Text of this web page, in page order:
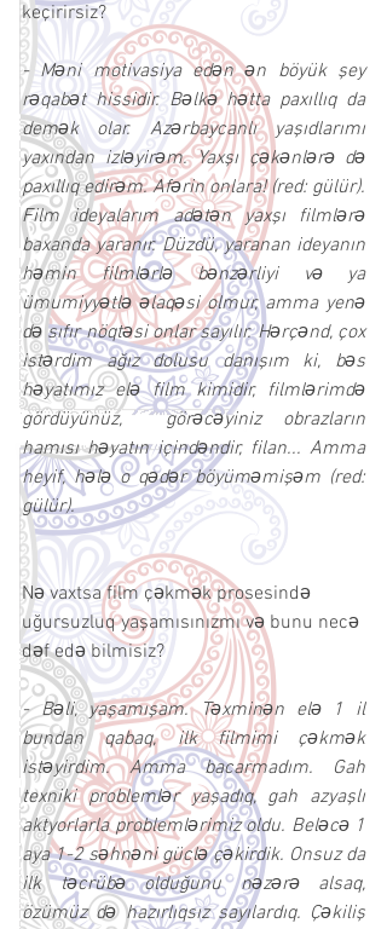
keçirirsiz?
- Məni motivasiya edən ən böyük şey
rəqabət hissidir. Bəlkə hətta paxıllıq da
demək olar. Azərbaycanlı yaşıdlarımı
yaxından izləyirəm. Yaxşı çəkənlərə də
paxıllıq edirəm. Afərin onlara! (red: gülür).
Film ideyalarım adətən yaxşı filmlərə
baxanda yaranır. Düzdü, yaranan ideyanın
həmin filmlərlə bənzərliyi və ya
ümumiyyətlə əlaqəsi olmur, amma yenə
də sıfır nöqtəsi onlar sayılır. Hərçənd, çox
istərdim ağız dolusu danışım ki, bəs
həyatımız elə film kimidir, filmlərimdə
gördüyünüz,  görəcəyiniz obrazların
hamısı həyatın içindəndir, filan... Amma
heyif, hələ o qədər böyüməmişəm (red:
gülür).
Nə vaxtsa film çəkmək prosesində
uğursuzluq yaşamısınızmı və bunu necə
dəf edə bilmisiz?
- Bəli, yaşamışam. Təxminən elə 1 il
bundan qabaq, ilk filmimi çəkmək
istəyirdim. Amma bacarmadım. Gah
texniki problemlər yaşadıq, gah azyaşlı
aktyorlarla problemlərimiz oldu. Beləcə 1
aya 1-2 səhnəni güclə çəkirdik. Onsuz da
ilk təcrübə olduğunu nəzərə alsaq,
özümüz də hazırlıqsız sayılardıq. Çəkiliş